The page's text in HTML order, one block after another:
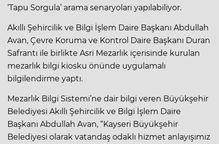
‘Tapu Sorgula’ arama senaryoları yapılabiliyor.
Akıllı Şehircilik ve Bilgi İşlem Daire Başkanı Abdullah
Avan, Çevre Koruma ve Kontrol Daire Başkanı Duran
Safrantı ile birlikte Asri Mezarlık içerisinde kurulan
mezarlık bilgi kiosku önünde uygulamalı
bilgilendirme yaptı.
Mezarlık Bilgi Sistemi’ne dair bilgi veren Büyükşehir
Belediyesi Akıllı Şehircilik ve Bilgi İşlem Daire
Başkanı Abdullah Avan, “Kayseri Büyükşehir
Belediyesi olarak vatandaş odaklı hizmet anlayışımız